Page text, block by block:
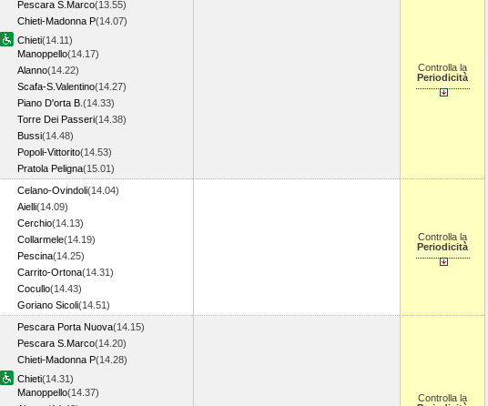
Pescara S.Marco(13.55)
Chieti-Madonna P(14.07)
Chieti(14.11)
Manoppello(14.17)
Alanno(14.22)
Scafa-S.Valentino(14.27)
Piano D'orta B. (14.33)
Torre Dei Passeri(14.38)
Bussi(14.48)
Popoli-Vittorito(14.53)
Pratola Peligna(15.01)
Controlla la
Periodicità
Celano-Ovindoli(14.04)
Aielli(14.09)
Cerchio(14.13)
Collarmele(14.19)
Pescina(14.25)
Carrito-Ortona(14.31)
Cocullo(14.43)
Goriano Sicoli(14.51)
Controlla la
Periodicità
Pescara Porta Nuova(14.15)
Pescara S.Marco(14.20)
Chieti-Madonna P(14.28)
Chieti(14.31)
Manoppello(14.37)
Controlla la